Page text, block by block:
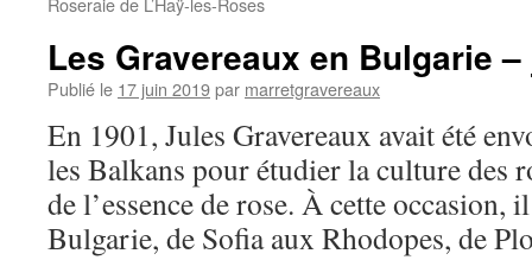
Les Gravereaux en Bulgarie
Publié le 17 juin 2019par marretgravereaux
En 1901, Jules Gravereaux avait été
les Balkans pour étudier la culture des
de l’essence de rose. À cette occasion,
Bulgarie, de Sofia aux Rhodopes, de